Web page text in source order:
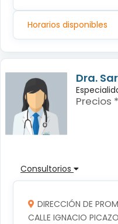
Horarios disponibles
Dra.
Precios
Consultorios
DIRECCIÓN DE
CALLE IGNACIO